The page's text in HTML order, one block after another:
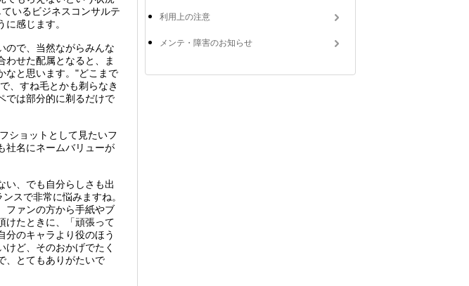
いるビジネスコンサルテ
感じます。
で、当然ながらみんな
わせた配属となると、ま
なと思います。"どこまで
、すね毛とかも剃らなき
では部分的に剃るだけで
ョットとして見たいフ
社名にネームバリューが
、でも自分らしさも出
スで非常に悩みますね。
ファンの方から手紙やブ
けたときに、「頑張って
分のキャラより役のほう
ど、そのおかげでたく
、とてもありがたいで
利用上の注意
メンテ・障害のお知らせ